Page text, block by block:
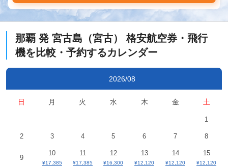
那覇 発 宮古島（宮古）格安航空券・飛行
機を比較・予約するカレンダー
2026/08
日 月 火 水 木 金 土
1
2 3 4 5 6 7 8
9
10
¥17,385
11
¥17,385
12
¥16,300
13
¥12,120
14
¥12,120
15
¥12,120